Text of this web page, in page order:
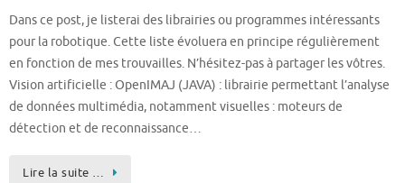
Dans ce post, je listerai des librairies ou programmes intéressants
pour la robotique. Cette liste évoluera en principe régulièrement
en fonction de mes trouvailles. N’hésitez-pas à partager les vôtres.
Vision artificielle : OpenIMAJ (JAVA) : librairie permettant l’analyse
de données multimédia, notamment visuelles : moteurs de
détection et de reconnaissance…
Lire la suite …